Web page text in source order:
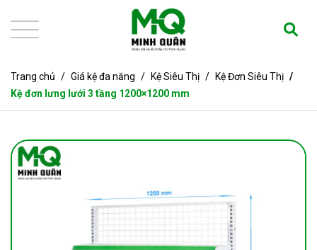
Trang chủ Giá kệ đa năng Kệ Siêu Thị
Kệ Đơn Siêu Thị
Kệ đơn lưng lưới 3 tầng 1200×1200 mm